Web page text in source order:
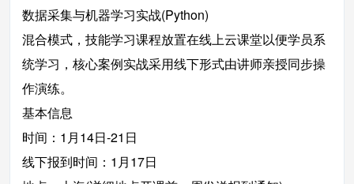
数据采集与机器学习实战(Python)
混合模式，技能学习课程放置在线上云课堂以便学员系
统学习，核心案例实战采用线下形式由讲师亲授同步操
作演练。
基本信息
时间：1月14日-21日
线下报到时间：1月17日